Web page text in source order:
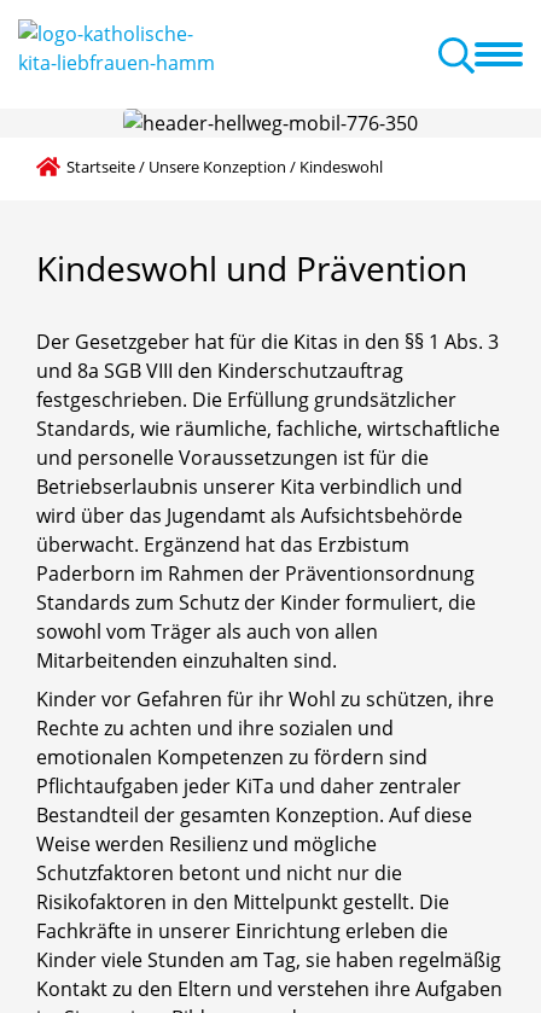
KonzeptionSchwerpunkte Aktuelles + Termine
Startseite/ Unsere Konzeption / Kindeswohl
Kindeswohl und Prävention
Der Gesetzgeber hat für die Kitas in den §§ 1 Abs. 3
und 8a SGB VIII den Kinderschutzauftrag
festgeschrieben. Die Erfüllung grundsätzlicher
Standards, wie räumliche, fachliche, wirtschaftliche
und personelle Voraussetzungen ist für die
Betriebserlaubnis unserer Kita verbindlich und
wird über das Jugendamt als Aufsichtsbehörde
überwacht. Ergänzend hat das Erzbistum
Paderborn im Rahmen der Präventionsordnung
Standards zum Schutz der Kinder formuliert, die
sowohl vom Träger als auch von allen
Mitarbeitenden einzuhalten sind.
Kinder vor Gefahren für ihr Wohl zu schützen, ihre
Rechte zu achten und ihre sozialen und
emotionalen Kompetenzen zu fördern sind
Pflichtaufgaben jeder KiTa und daher zentraler
Bestandteil der gesamten Konzeption. Auf diese
Weise werden Resilienz und mögliche
Schutzfaktoren betont und nicht nur die
Risikofaktoren in den Mittelpunkt gestellt. Die
Fachkräfte in unserer Einrichtung erleben die
Kinder viele Stunden am Tag, sie haben regelmäßig
Kontakt zu den Eltern und verstehen ihre Aufgaben